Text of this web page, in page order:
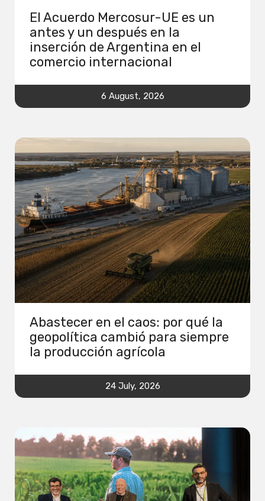
El Acuerdo Mercosur-UE es un
antes y un después en la
inserción de Argentina en el
comercio internacional
6 August, 2026
Abastecer en el caos: por qué la
geopolítica cambió para siempre
la producción agrícola
24 July, 2026